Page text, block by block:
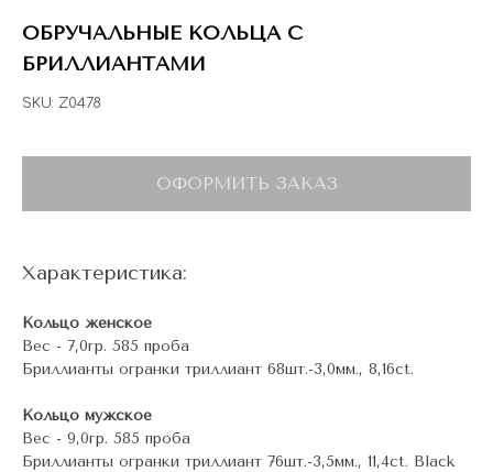
ОБРУЧАЛЬНЫЕ КОЛЬЦА С
БРИЛЛИАНТАМИ
SKU: Z0478
ОФОРМИТЬ ЗАКАЗ
Характеристика:
Кольцо женское
Вес - 7,0гр. 585 проба
Бриллианты огранки триллиант 68шт.-3,0мм., 8,16ct.
Кольцо мужское
Вес - 9,0гр. 585 проба
Бриллианты огранки триллиант 76шт.-3,5мм., 11,4ct. Black